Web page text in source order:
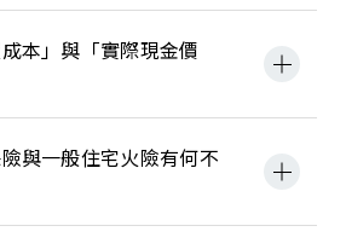
本」與「實際現金價
與一般住宅火險有何不